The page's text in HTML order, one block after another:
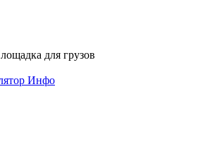
для грузов
Инфо